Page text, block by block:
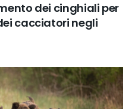
dei cinghiali per
cacciatori negli